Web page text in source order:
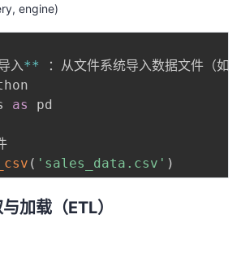
engine)
入** ：从文件系统导入数据文件（如
as pd
( 'sales_data.csv' )
加载（ETL）